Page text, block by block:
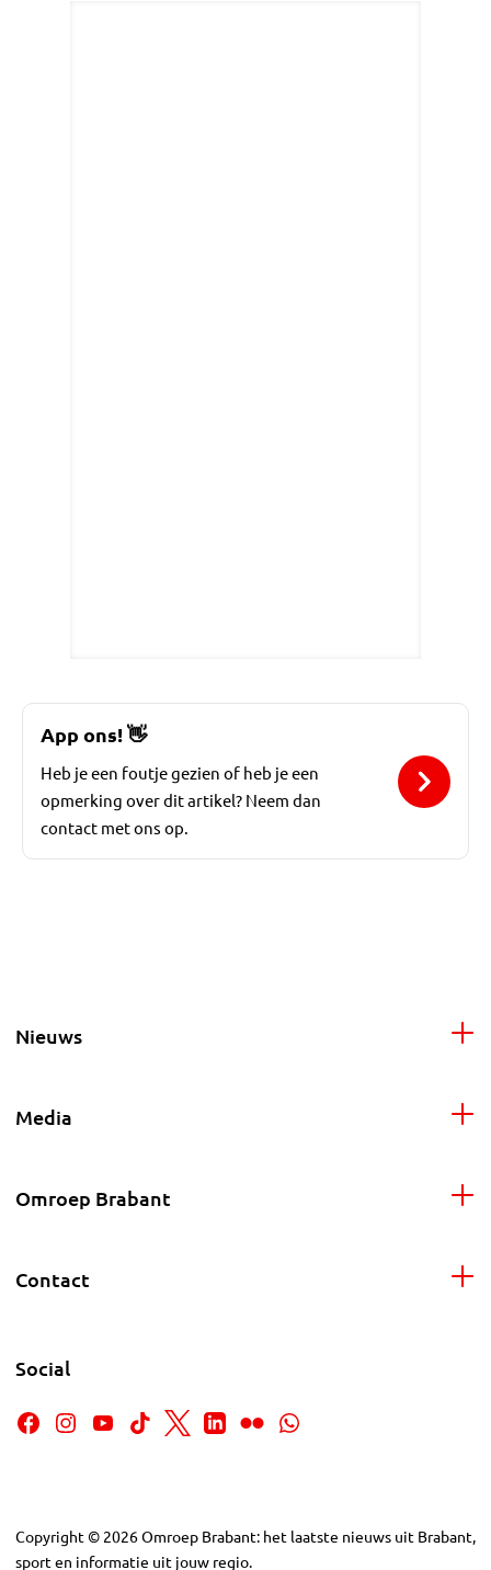
App ons!👋
Heb je een foutje gezien of heb je een
opmerking over dit artikel? Neem dan
contact met ons op.
Nieuws
Media
Omroep Brabant
Contact
Social
Copyright © 2026Omroep Brabant: het laatste nieuws uit Brabant,
sport en informatie uit jouw regio.